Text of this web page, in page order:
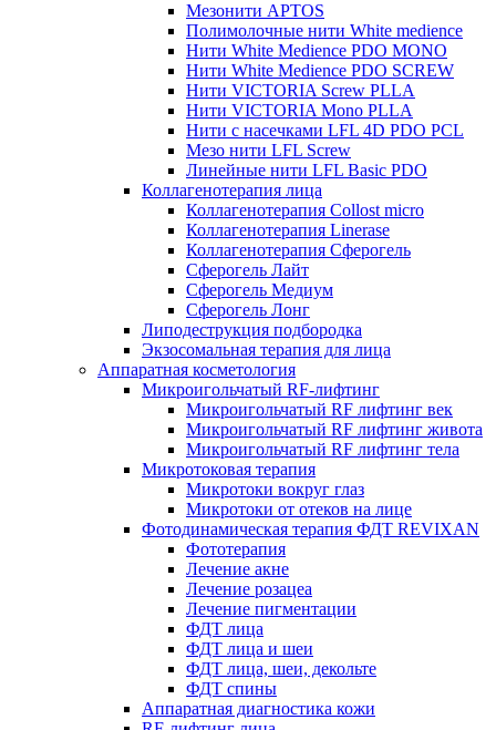
Мезонити APTOS
Полимолочные нити White medience
Нити White Medience PDO MONO
Нити White Medience PDO SCREW
Нити VICTORIA Screw PLLA
Нити VICTORIA Mono PLLA
Нити с насечками LFL 4D PDO PCL
Мезо нити LFL Screw
Линейные нити LFL Basic PDO
Коллагенотерапия лица
Коллагенотерапия Collost micro
Коллагенотерапия Linerase
Коллагенотерапия Сферогель
Сферогель Лайт
Сферогель Медиум
Сферогель Лонг
Липодеструкция подбородка
Экзосомальная терапия для лица
Аппаратная косметология
Микроигольчатый RF-лифтинг
Микроигольчатый RF лифтинг век
Микроигольчатый RF лифтинг живота
Микроигольчатый RF лифтинг тела
Микротоковая терапия
Микротоки вокруг глаз
Микротоки от отеков на лице
Фотодинамическая терапия ФДТ REVIXAN
Фототерапия
Лечение акне
Лечение розацеа
Лечение пигментации
ФДТ лица
ФДТ лица и шеи
ФДТ лица, шеи, декольте
ФДТ спины
Аппаратная диагностика кожи